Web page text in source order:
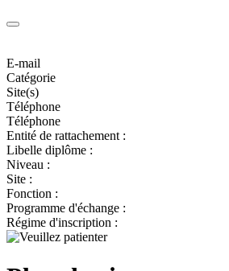
E-mail
Catégorie
Site(s)
Téléphone
Téléphone
Entité de rattachement :
Libelle diplôme :
Niveau :
Site :
Fonction :
Programme d'échange :
Régime d'inscription :